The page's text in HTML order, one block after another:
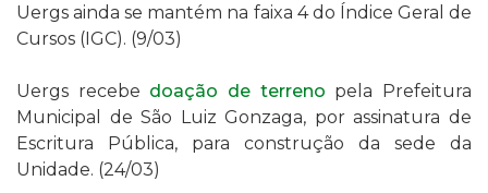
Uergs ainda se mantém na faixa 4 do Índice Geral de
Cursos (IGC). (9/03)
Uergs recebe doação de terreno pela Prefeitura
Municipal de São Luiz Gonzaga, por assinatura de
Escritura Pública, para construção da sede da
Unidade. (24/03)